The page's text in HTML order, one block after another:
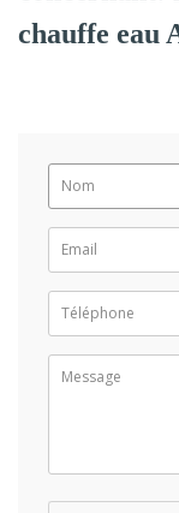
chauffe eau